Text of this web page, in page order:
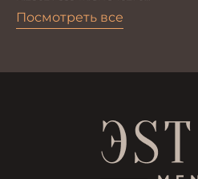
Посмотреть все